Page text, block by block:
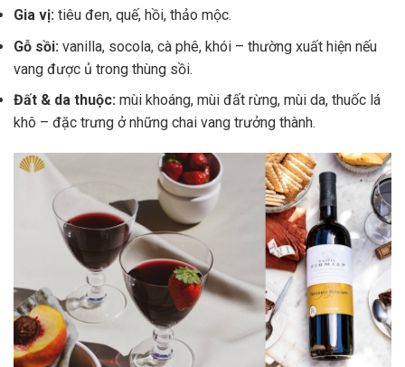
Gia vị: tiêu đen, quế, hồi, thảo mộc.
Gỗ sồi: vanilla, socola, cà phê, khói – thường xuất hiện nếu
vang được ủ trong thùng sồi.
Đất & da thuộc: mùi khoáng, mùi đất rừng, mùi da, thuốc lá
khô – đặc trưng ở những chai vang trưởng thành.